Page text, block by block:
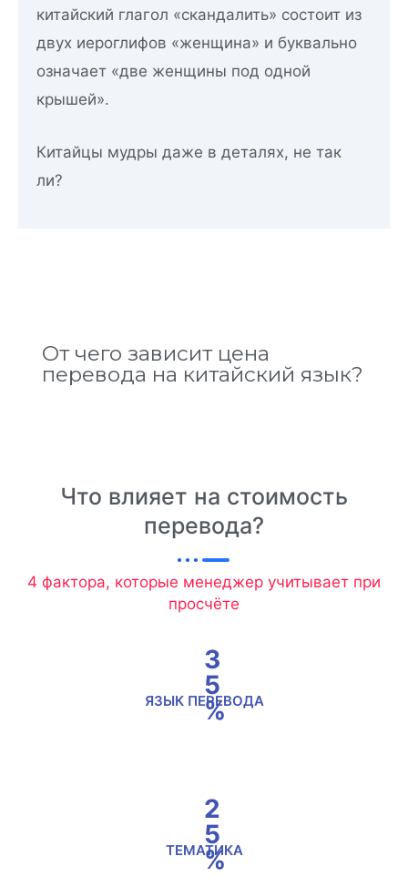
китайский глагол «скандалить» состоит из
двух иероглифов «женщина» и буквально
означает «две женщины под одной
крышей».
Китайцы мудры даже в деталях, не так
ли?
От чего зависит цена
перевода на китайский язык?
Что влияет на стоимость
перевода?
4 фактора, которые менеджер учитывает при
просчёте
3
5
%
ЯЗЫК ПЕРЕВОДА
2
5
%
ТЕМАТИКА